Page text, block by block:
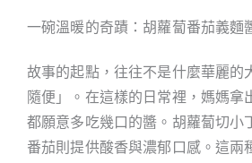
一碗溫暖的奇蹟：胡蘿蔔番茄義麵
故事的起點，往往不是什麼華麗的
隨便」。在這樣的日常裡，媽媽
都願意多吃幾口的醬。胡蘿蔔切小
番茄則提供酸香與濃郁口感。這兩